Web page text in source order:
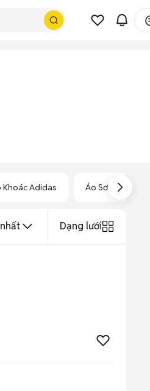
Khoác Adidas Áo Sơ Mi Việt Tiến
Dạng lưới